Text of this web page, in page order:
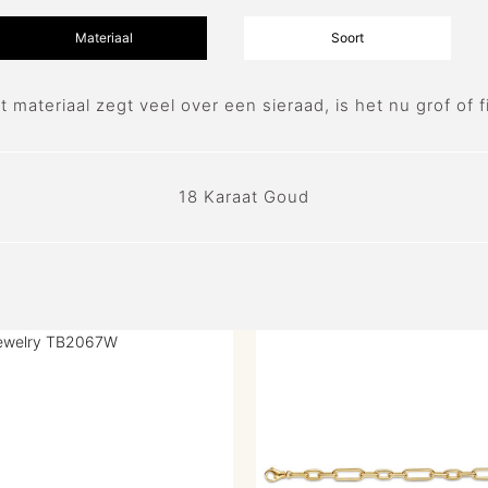
Materiaal Soort
materiaal zegt veel over een sieraad, is het nu grof of
18 Karaat Goud